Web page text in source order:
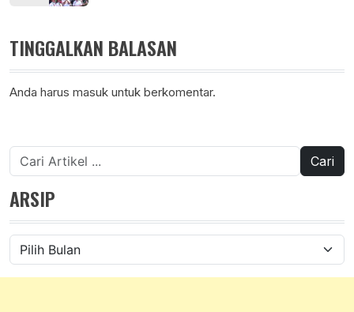
TINGGALKAN BALASAN
Anda harus masuk untuk berkomentar.
Cari
untuk:
ARSIP
Arsip